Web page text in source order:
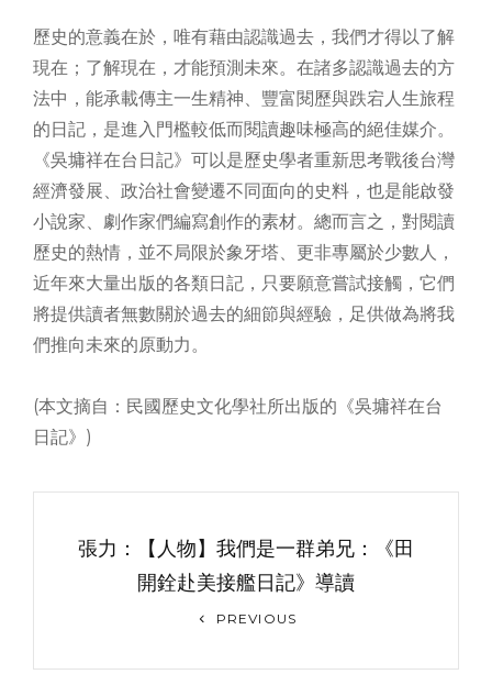
歷史的意義在於，唯有藉由認識過去，我們才得以了解
現在；了解現在，才能預測未來。在諸多認識過去的方
法中，能承載傳主一生精神、豐富閱歷與跌宕人生旅程
的日記，是進入門檻較低而閱讀趣味極高的絕佳媒介。
《吳墉祥在台日記》可以是歷史學者重新思考戰後台灣
經濟發展、政治社會變遷不同面向的史料，也是能啟發
小說家、劇作家們編寫創作的素材。總而言之，對閱讀
歷史的熱情，並不局限於象牙塔、更非專屬於少數人，
近年來大量出版的各類日記，只要願意嘗試接觸，它們
將提供讀者無數關於過去的細節與經驗，足供做為將我
們推向未來的原動力。
(本文摘自：民國歷史文化學社所出版的《吳墉祥在台
日記》)
張力：【人物】我們是一群弟兄：《田
開銓赴美接艦日記》導讀
PREVIOUS